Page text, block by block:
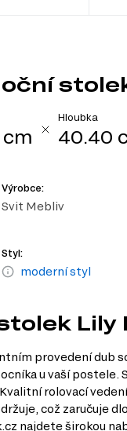
Hloubka
40.40
Výrobce:
Svit Mebliv
Styl:
moderní styl
Lily
provedení dub
u vaší postele.
rolovací
což zaručuje
najdete širokou